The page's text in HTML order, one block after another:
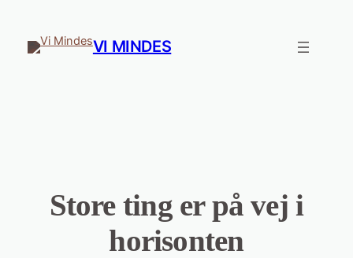
VI MINDES
Store ting er på vej i
horisonten